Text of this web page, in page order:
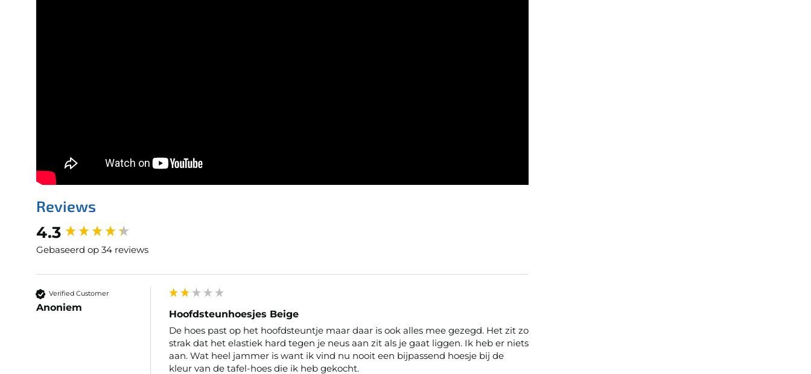
Reviews
4.3
Gebaseerd op 34 reviews
Verified Customer
Anoniem
Hoofdsteunhoesjes Beige
De hoes past op het hoofdsteuntje maar daar is ook alles mee gezegd. Het zit zo
strak dat het elastiek hard tegen je neus aan zit als je gaat liggen. Ik heb er niets
aan. Wat heel jammer is want ik vind nu nooit een bijpassend hoesje bij de
kleur van de tafel-hoes die ik heb gekocht.
New content loaded